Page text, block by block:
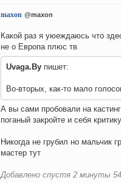
maxon @maxon
Какой раз я уюеждаюсь что
не о Европа плюс тв
Uvaga.By пишет:
Во-вторых, как-то мало
А вы сами пробовали на
поганый закройте и себя
Никогда не грубил но мальчик
мастер тут
Добавлено спустя 2 минуты